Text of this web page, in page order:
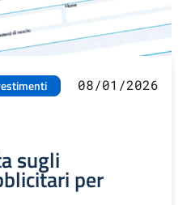
08/01/2026
sugli
per